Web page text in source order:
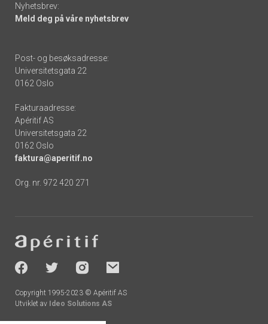
Nyhetsbrev:
Meld deg på våre nyhetsbrev
Post- og besøksadresse:
Universitetsgata 22
0162 Oslo
Fakturaadresse:
Apéritif AS
Universitetsgata 22
0162 Oslo
faktura@aperitif.no
Org. nr. 972 420 271
-
socials
Copyright 1995-2023 © Apéritif AS
Utviklet av Ideo Solutions AS